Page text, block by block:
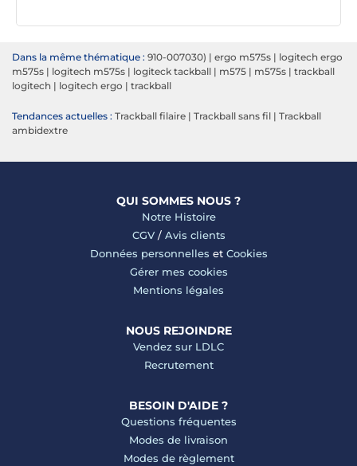
Dans la même thématique : 910-007030) | ergo m575s | logitech ergo
m575s | logitech m575s | logiteck tackball | m575 | m575s | trackball
logitech | logitech ergo | trackball
Tendances actuelles : Trackball filaire | Trackball sans fil | Trackball
ambidextre
QUI SOMMES NOUS ?
Notre Histoire
CGV/ Avis clients
Données personnelles et Cookies
Gérer mes cookies
Mentions légales
NOUS REJOINDRE
Vendez sur LDLC
Recrutement
BESOIN D'AIDE ?
Questions fréquentes
Modes de livraison
Modes de règlement